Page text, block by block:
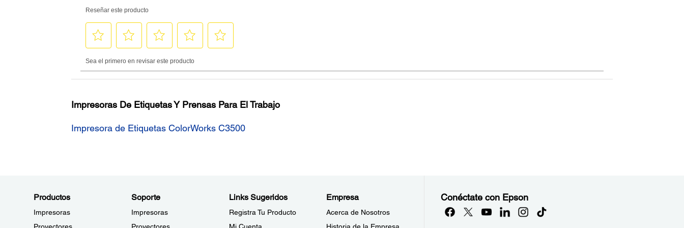
Impresoras De Etiquetas Y Prensas Para El Trabajo
Impresora de Etiquetas ColorWorks C3500
Productos
Impresoras
Soporte
Impresoras
Links Sugeridos
Registra Tu Producto
Empresa
Acerca de Nosotros
Conéctate con Epson